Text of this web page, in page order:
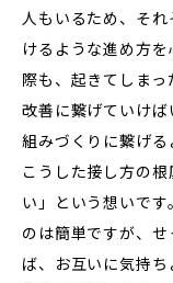
人もいるため、そ
けるような進め方
際も、起きてしま
改善に繋げていけ
組みづくりに繋げる
こうした接し方の
い」という想いで
のは簡単ですが、
ば、お互いに気持